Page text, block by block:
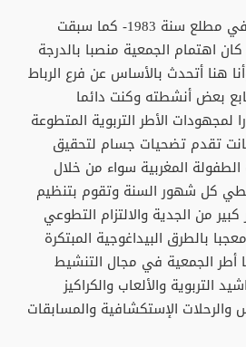
عندما التحق بالجمعية في مطلع سنة 1983- كما سبقت
اهتمام الجمعية منصبا بالدرجة
هنا أتحدث بالأساس عن فرع الرباط
بعض أنشطته وكنت دائما
الأطر التربوية المتطوعة
تقدم تضحيات جسام لتحقيق
المغربية سواء من خلال
كل شهور السنة وتقوم بتنظيم
من الجدية والالتزام التطوعي
بالطرق البيداغوجية المبتكرة
أطر الجمعية في مجال التنشيط
التربوية والألعاب والكراكيز
الإستكشافية والمسابقات